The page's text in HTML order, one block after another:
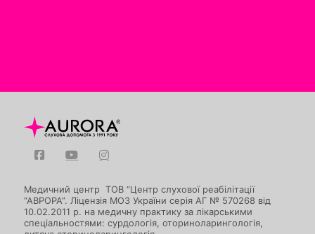
Медичний центр ТОВ “Центр слухової реабілітації
“АВРОРА”. Ліцензія МОЗ України серія АГ № 570268 від
10.02.2011 р. на медичну практику за лікарськими
спеціальностями: сурдологія, оториноларингологія,